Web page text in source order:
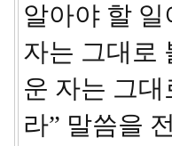
알아야 할
자는 그대로
운 자는 그
라” 말씀을